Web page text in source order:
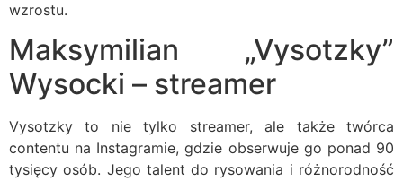
wzrostu.
Maksymilian „Vysotzky”
Wysocki – streamer
Vysotzky to nie tylko streamer, ale także twórca
contentu na Instagramie, gdzie obserwuje go ponad 90
tysięcy osób. Jego talent do rysowania i różnorodność